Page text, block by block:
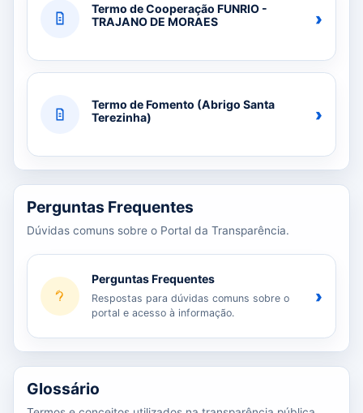
Termo de Cooperação FUNRIO -
TRAJANO DE MORAES
›
Termo de Fomento (Abrigo Santa
Terezinha)
›
Perguntas Frequentes
Dúvidas comuns sobre o Portal da Transparência.
Perguntas Frequentes
Respostas para dúvidas comuns sobre o
portal e acesso à informação.
›
Glossário